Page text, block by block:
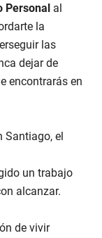
Personal al
la
las
dejar de
encontrarás en
Santiago, el
un trabajo
alcanzar.
de vivir